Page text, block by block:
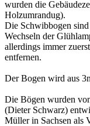
wurden die
Holzumrandug).
Die Schwibbogen
Wechseln der
allerdings immer
entfernen.
Der Bogen wird aus
Die Bögen wurden
(Dieter Schwarz)
Müller in Sachsen als